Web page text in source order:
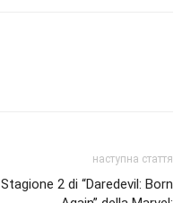
наступна стаття
Stagione 2 di “Daredevil: Born